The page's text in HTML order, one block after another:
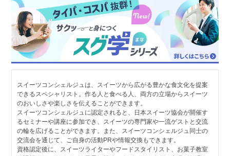
スイーツコンシェルジュは、スイーツから広がる豊かな食文化を提案
できるスペシャリスト。作る人と食べる人、両方の立場からスイーツ
のおいしさや楽しさを伝えることができます。
スイーツコンシェルジュに認定されると、日本スイーツ協会が開催す
るセミナーや講座に参加でき、スイーツの専門家や一流ゲストと交流
の輪を広げることができます。また、スイーツコンシェルジュ同士の
交流会を通じて、ご自身の活動PRや情報交換もできます。
資格認定後に、スイーツライターやフードスタイリスト、お菓子教室